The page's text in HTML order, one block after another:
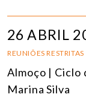
26 ABRIL
REUNIÕES RESTRITAS
Almoço | Ciclo
Marina Silva